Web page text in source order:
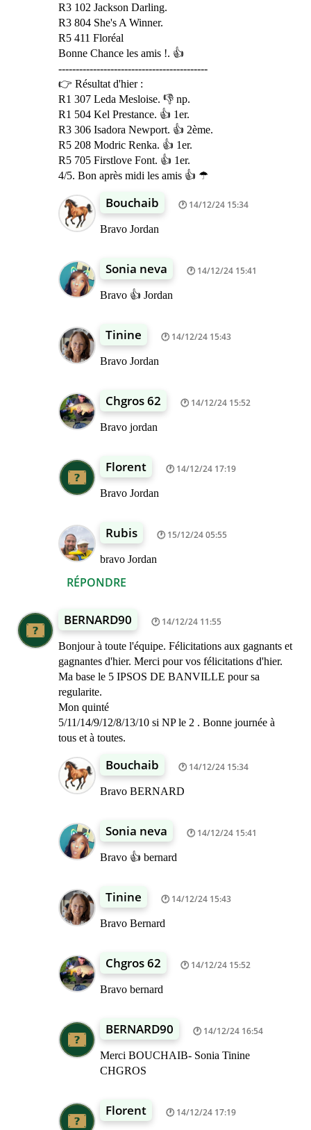
R3 102 Jackson Darling.
R3 804 She's A Winner.
R5 411 Floréal
Bonne Chance les amis !. 👍
-------------------------------------------
👉 Résultat d'hier :
R1 307 Leda Mesloise. 👎 np.
R1 504 Kel Prestance. 👍 1er.
R3 306 Isadora Newport. 👍 2ème.
R5 208 Modric Renka. 👍 1er.
R5 705 Firstlove Font. 👍 1er.
4/5. Bon après midi les amis 👍 ☂
RÉPONDRE
Bouchaib 14/12/24 15:34
Bravo Jordan
Sonia neva 14/12/24 15:41
Bravo 👍 Jordan
Tinine 14/12/24 15:43
Bravo Jordan
Chgros 62 14/12/24 15:52
Bravo jordan
Florent 14/12/24 17:19
Bravo Jordan
Rubis 15/12/24 05:55
bravo Jordan
BERNARD90 14/12/24 11:55
Bonjour à toute l'équipe. Félicitations aux gagnants et
gagnantes d'hier. Merci pour vos félicitations d'hier.
Ma base le 5 IPSOS DE BANVILLE pour sa
regularite.
Mon quinté
5/11/14/9/12/8/13/10 si NP le 2 . Bonne journée à
tous et à toutes.
Bouchaib 14/12/24 15:34
Bravo BERNARD
Sonia neva 14/12/24 15:41
Bravo 👍 bernard
Tinine 14/12/24 15:43
Bravo Bernard
Chgros 62 14/12/24 15:52
Bravo bernard
BERNARD90 14/12/24 16:54
Merci BOUCHAIB- Sonia Tinine
CHGROS
Florent 14/12/24 17:19